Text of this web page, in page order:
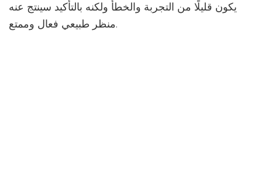
يكون قليلًا من التجربة والخطأ ولكنه بالتأكيد سينتج عنه
منظر طبيعي فعال وممتع.